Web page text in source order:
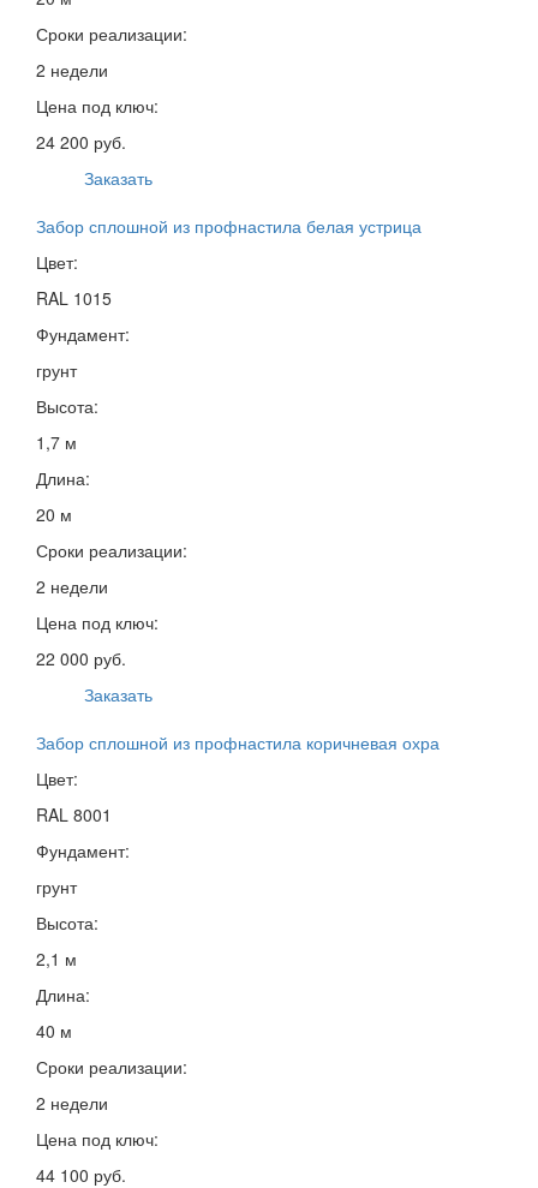
Сроки реализации:
2 недели
Цена под ключ:
24 200 руб.
Заказать
Забор сплошной из профнастила белая устрица
Цвет:
RAL 1015
Фундамент:
грунт
Высота:
1,7 м
Длина:
20 м
Сроки реализации:
2 недели
Цена под ключ:
22 000 руб.
Заказать
Забор сплошной из профнастила коричневая охра
Цвет:
RAL 8001
Фундамент:
грунт
Высота:
2,1 м
Длина:
40 м
Сроки реализации:
2 недели
Цена под ключ:
44 100 руб.